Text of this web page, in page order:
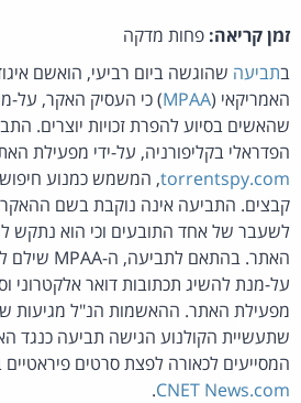
זמן קריאה: פחות מדקה
בתביעה שהוגשה ביום רביעי, הואשם
האמריקאי (MPAA) כי העסיק האקר, על-
שהאשים בסיוע להפרת זכויות יוצרים.
הפדראלי בקליפורניה, על-ידי מפעילת
torrentspy.com, המשמש כמנוע
קבצים. התביעה אינה נוקבת בשם
לשעבר של אחד התובעים וכי הוא נתקש
על-מנת להשיג תכתובות דואר אלקטרוני
מפעילת האתר. ההאשמות הנ"ל מגיעות
שתעשיית הקולנוע הגישה תביעה כנגד
המסייעים לכאורה לפצת סרטים
CNET News.com
.